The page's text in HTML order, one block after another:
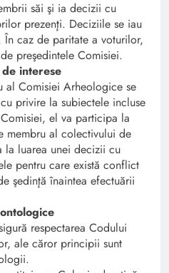
săi şi ia decizii cu
prezenţi. Deciziile se iau
În caz de paritate a voturilor,
preşedintele Comisiei.
interese
al Comisiei Arheologice se
privire la subiectele incluse
el va participa la
membru al colectivului de
la luarea unei decizii cu
pentru care există conflict
şedinţă înaintea efectuării
respectarea Codului
ale căror principii sunt